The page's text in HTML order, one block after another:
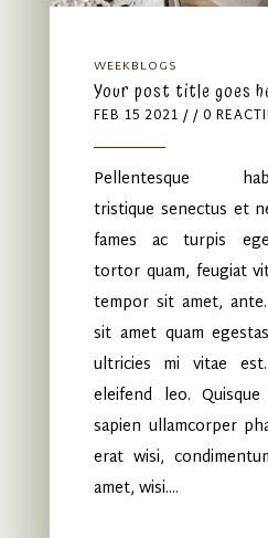
WEEKBLOGS
Your post title goes
FEB 15 2021 / / 0
Pellentesque
tristique senectus et
fames ac turpis
tortor quam, feugiat
tempor sit amet,
sit amet quam
ultricies mi vitae
eleifend leo.
sapien ullamcorper
erat wisi,
amet, wisi....